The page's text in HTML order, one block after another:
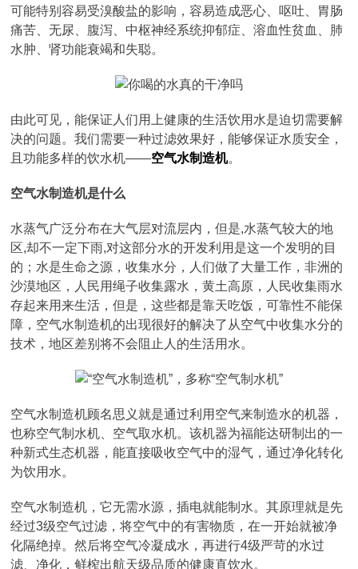
可能特别容易受溴酸盐的影响，容易造成恶心、呕吐、胃肠
痛苦、无尿、腹泻、中枢神经系统抑郁症、溶血性贫血、肺
水肿、肾功能衰竭和失聪。
由此可见，能保证人们用上健康的生活饮用水是迫切需要解
决的问题。我们需要一种过滤效果好，能够保证水质安全，
且功能多样的饮水机——空气水制造机。
空气水制造机是什么
水蒸气广泛分布在大气层对流层内，但是,水蒸气较大的地
区,却不一定下雨,对这部分水的开发利用是这一个发明的目
的；水是生命之源，收集水分，人们做了大量工作，非洲的
沙漠地区，人民用绳子收集露水，黄土高原，人民收集雨水
存起来用来生活，但是，这些都是靠天吃饭，可靠性不能保
障，空气水制造机的出现很好的解决了从空气中收集水分的
技术，地区差别将不会阻止人的生活用水。
空气水制造机顾名思义就是通过利用空气来制造水的机器，
也称空气制水机、空气取水机。该机器为福能达研制出的一
种新式生态机器，能直接吸收空气中的湿气，通过净化转化
为饮用水。
空气水制造机，它无需水源，插电就能制水。其原理就是先
经过3级空气过滤，将空气中的有害物质，在一开始就被净
化隔绝掉。然后将空气冷凝成水，再进行4级严苛的水过
滤、净化，鲜榨出航天级品质的健康直饮水。